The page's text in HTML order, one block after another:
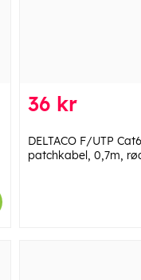
36 kr
DELTACO F/UTP Cat6
patchkabel, 0,7m,